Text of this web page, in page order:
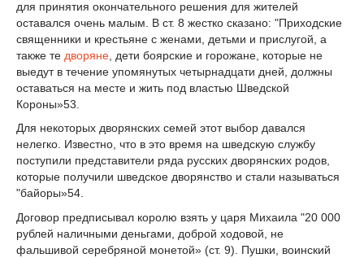
для принятия окончатель­ного решения для жителей
оставался очень малым. В ст. 8 жестко сказано: "Приходские
священники и крестьяне с женами, детьми и прислугой, а
также те дворяне , дети бояр­ские и горожане, которые не
выедут в течение упомянутых четырнадцати дней, должны
оставаться на месте и жить под властью Шведской
Короны»53
Для некоторых дворянских семей этот выбор давался
нелегко. Известно, что в это время на шведскую службу
поступили представители ряда русских дворянских родов,
которые получили шведское дворянство и стали называться
"байоры»54.
Договор предписывал королю взять у царя Михаила "20 000
рублей наличными день­гами, доброй ходовой, не
фальшивой серебряной монетой» (ст. 9). Пушки, воинский